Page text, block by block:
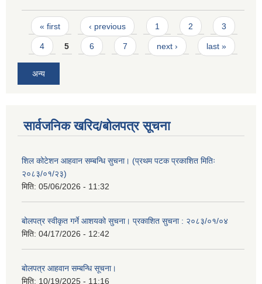
Pages
« first ‹ previous 1 2 3
4 5 6 7 next › last »
अन्य
सार्वजनिक खरिद/बोलपत्र सूचना
शिल कोटेशन आहवान सम्बन्धि सुचना। (प्रथम पटक प्रकाशित मितिः
२०८३/०१/२३)
मिति: 05/06/2026 - 11:32
बोलपत्र स्वीकृत गर्ने आशयको सुचना। प्रकाशित सुचना : २०८३/०१/०४
मिति: 04/17/2026 - 12:42
बोलपत्र आहवान सम्बन्धि सूचना।
मिति: 10/19/2025 - 11:16